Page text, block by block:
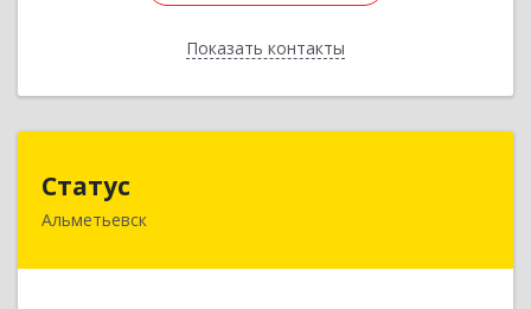
Показать контакты
Назад
Статус
Альметьевск
423450, Татарстан Респ, Альметьевск г, Мира